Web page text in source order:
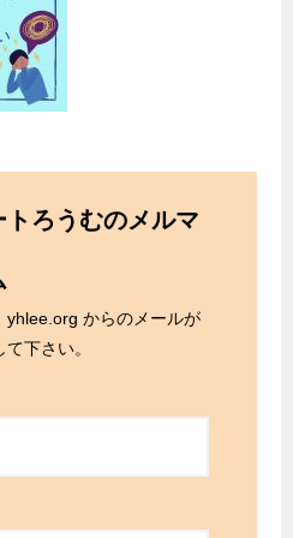
トろうむのメルマ
yhlee.org からのメールが
下さい。